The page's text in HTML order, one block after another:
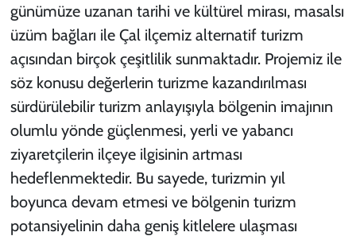
günümüze uzanan tarihi ve kültürel mirası, masalsı
üzüm bağları ile Çal ilçemiz alternatif turizm
açısından birçok çeşitlilik sunmaktadır. Projemiz ile
söz konusu değerlerin turizme kazandırılması
sürdürülebilir turizm anlayışıyla bölgenin imajının
olumlu yönde güçlenmesi, yerli ve yabancı
ziyaretçilerin ilçeye ilgisinin artması
hedeflenmektedir. Bu sayede, turizmin yıl
boyunca devam etmesi ve bölgenin turizm
potansiyelinin daha geniş kitlelere ulaşması